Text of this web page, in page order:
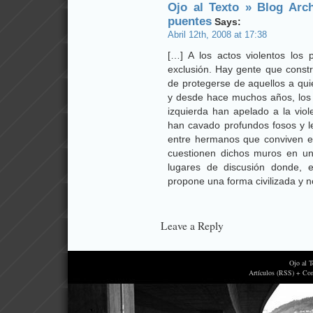
Ojo al Texto » Blog
puentes Says:
Abril 12th, 2008 at 17:38
[…] A los actos violentos los
exclusión. Hay gente que
de protegerse de aquellos a
y desde hace muchos años,
izquierda han apelado a la
han cavado profundos fosos y
entre hermanos que conviven
cuestionen dichos muros en
lugares de discusión donde,
propone una forma civilizada y
Leave a Reply
Ojo al
Artículos (RSS) +